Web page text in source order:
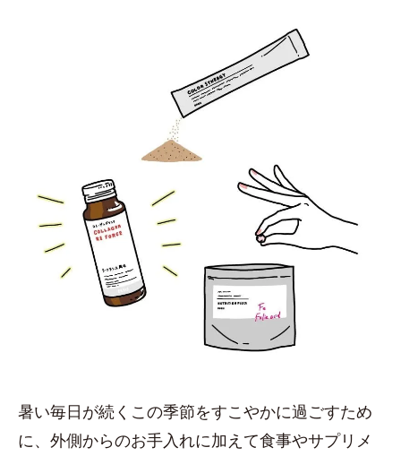
暑い毎日が続くこの季節をすこやかに過ごすため
に、外側からのお手入れに加えて食事やサプリメ